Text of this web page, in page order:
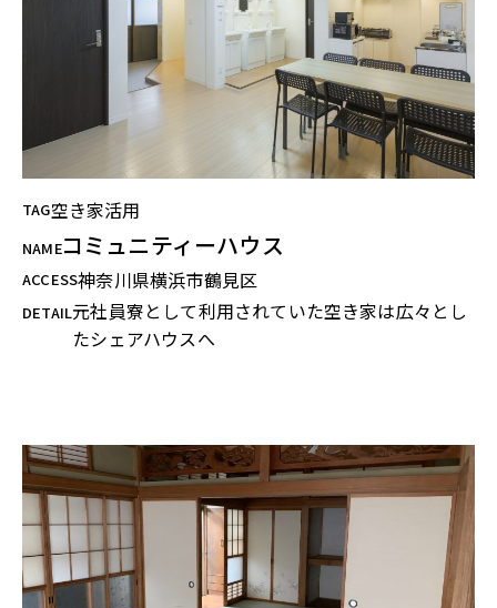
TAG空き家活用
NAMEコミュニティーハウス
ACCESS神奈川県横浜市鶴見区
DETAIL元社員寮として利用されていた空き家は広々とし
たシェアハウスへ